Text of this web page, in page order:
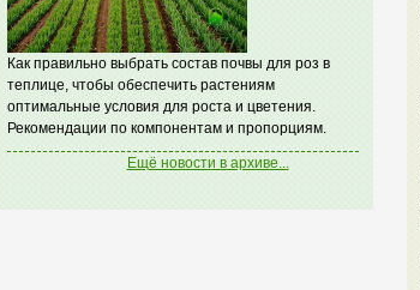
Как правильно выбрать состав почвы для роз в
теплице, чтобы обеспечить растениям
оптимальные условия для роста и цветения.
Рекомендации по компонентам и пропорциям.
Ещё новости в архиве...